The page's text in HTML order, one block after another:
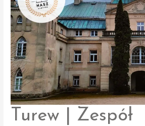
w Giżynie,
Młyn
nad Lutynią,
Pałac
w Turwi
Turew | Zespół